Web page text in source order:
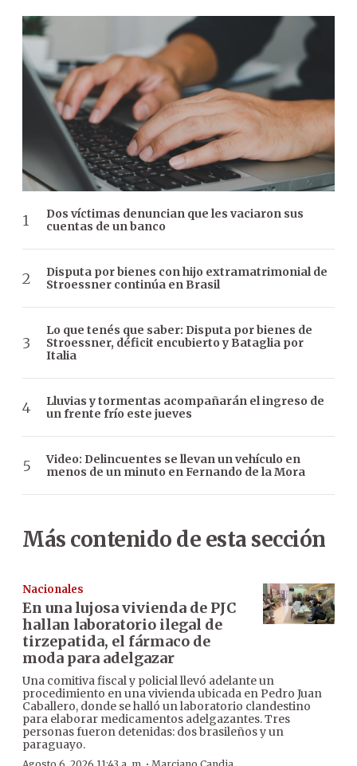
Dos víctimas denuncian que les vaciaron sus
cuentas de un banco
Disputa por bienes con hijo extramatrimonial de
Stroessner continúa en Brasil
Lo que tenés que saber: Disputa por bienes de
Stroessner, déficit encubierto y Bataglia por
Italia
Lluvias y tormentas acompañarán el ingreso de
un frente frío este jueves
Video: Delincuentes se llevan un vehículo en
menos de un minuto en Fernando de la Mora
Más contenido de esta sección
Nacionales
En una lujosa vivienda de PJC
hallan laboratorio ilegal de
tirzepatida, el fármaco de
moda para adelgazar
Una comitiva fiscal y policial llevó adelante un
procedimiento en una vivienda ubicada en Pedro Juan
Caballero, donde se halló un laboratorio clandestino
para elaborar medicamentos adelgazantes. Tres
personas fueron detenidas: dos brasileños y un
paraguayo.